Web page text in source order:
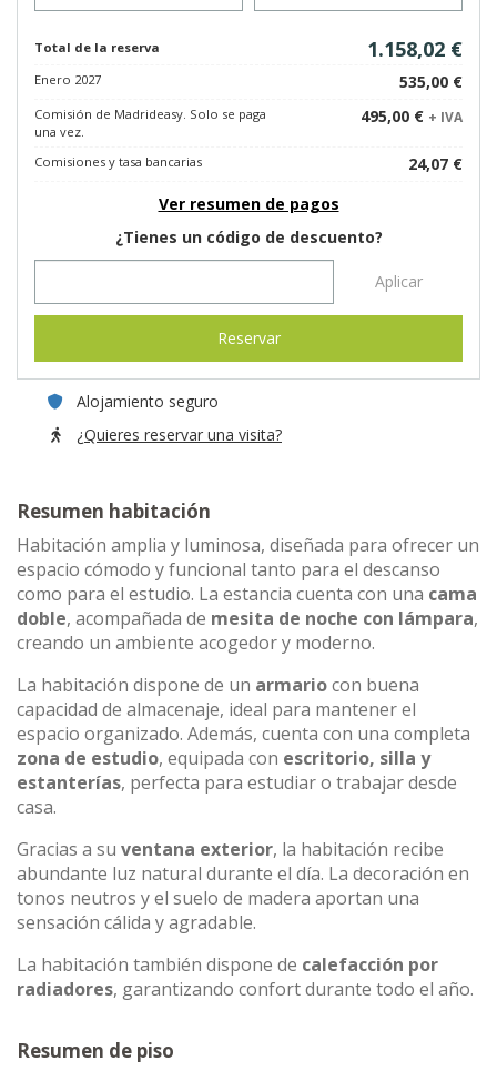
Total de la reserva 1.158,02 €
Enero 2027 535,00 €
Comisión de Madrideasy. Solo se paga
una vez.
495,00 € + IVA
Comisiones y tasa bancarias
24,07 €
Ver resumen de pagos
¿Tienes un código de descuento?
Aplicar
Reservar
Alojamiento seguro
¿Quieres reservar una visita?
Resumen habitación
Habitación amplia y luminosa, diseñada para ofrecer un
espacio cómodo y funcional tanto para el descanso
como para el estudio. La estancia cuenta con una cama
doble, acompañada de mesita de noche con lámpara,
creando un ambiente acogedor y moderno.
La habitación dispone de un armariocon buena
capacidad de almacenaje, ideal para mantener el
espacio organizado. Además, cuenta con una completa
zona de estudio, equipada con escritorio, silla y
estanterías, perfecta para estudiar o trabajar desde
casa.
Gracias a su ventana exterior, la habitación recibe
abundante luz natural durante el día. La decoración en
tonos neutros y el suelo de madera aportan una
sensación cálida y agradable.
La habitación también dispone de calefacción por
radiadores, garantizando confort durante todo el año.
Resumen de piso